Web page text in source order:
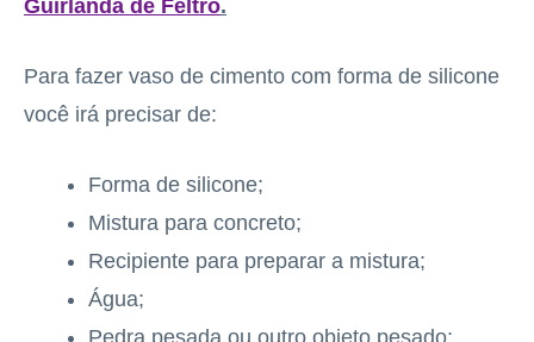
Guirlanda de Feltro.
Para fazer vaso de cimento com forma de silicone
você irá precisar de:
Forma de silicone;
Mistura para concreto;
Recipiente para preparar a mistura;
Água;
Pedra pesada ou outro objeto pesado;